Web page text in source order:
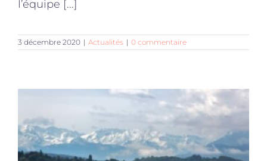
l’équipe [...]
3 décembre 2020 | Actualités | 0 commentaire